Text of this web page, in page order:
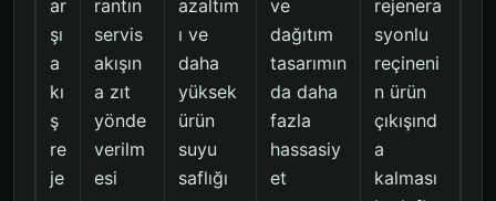
ar
şı
a
kı
ş
re
je
rantın
servis
akışın
a zıt
yönde
verilm
esi
azaltım
ı ve
daha
yüksek
ürün
suyu
saflığı
ve
dağıtım
tasarımın
da daha
fazla
hassasiy
et
rejenera
syonlu
reçineni
n ürün
çıkışınd
a
kalması